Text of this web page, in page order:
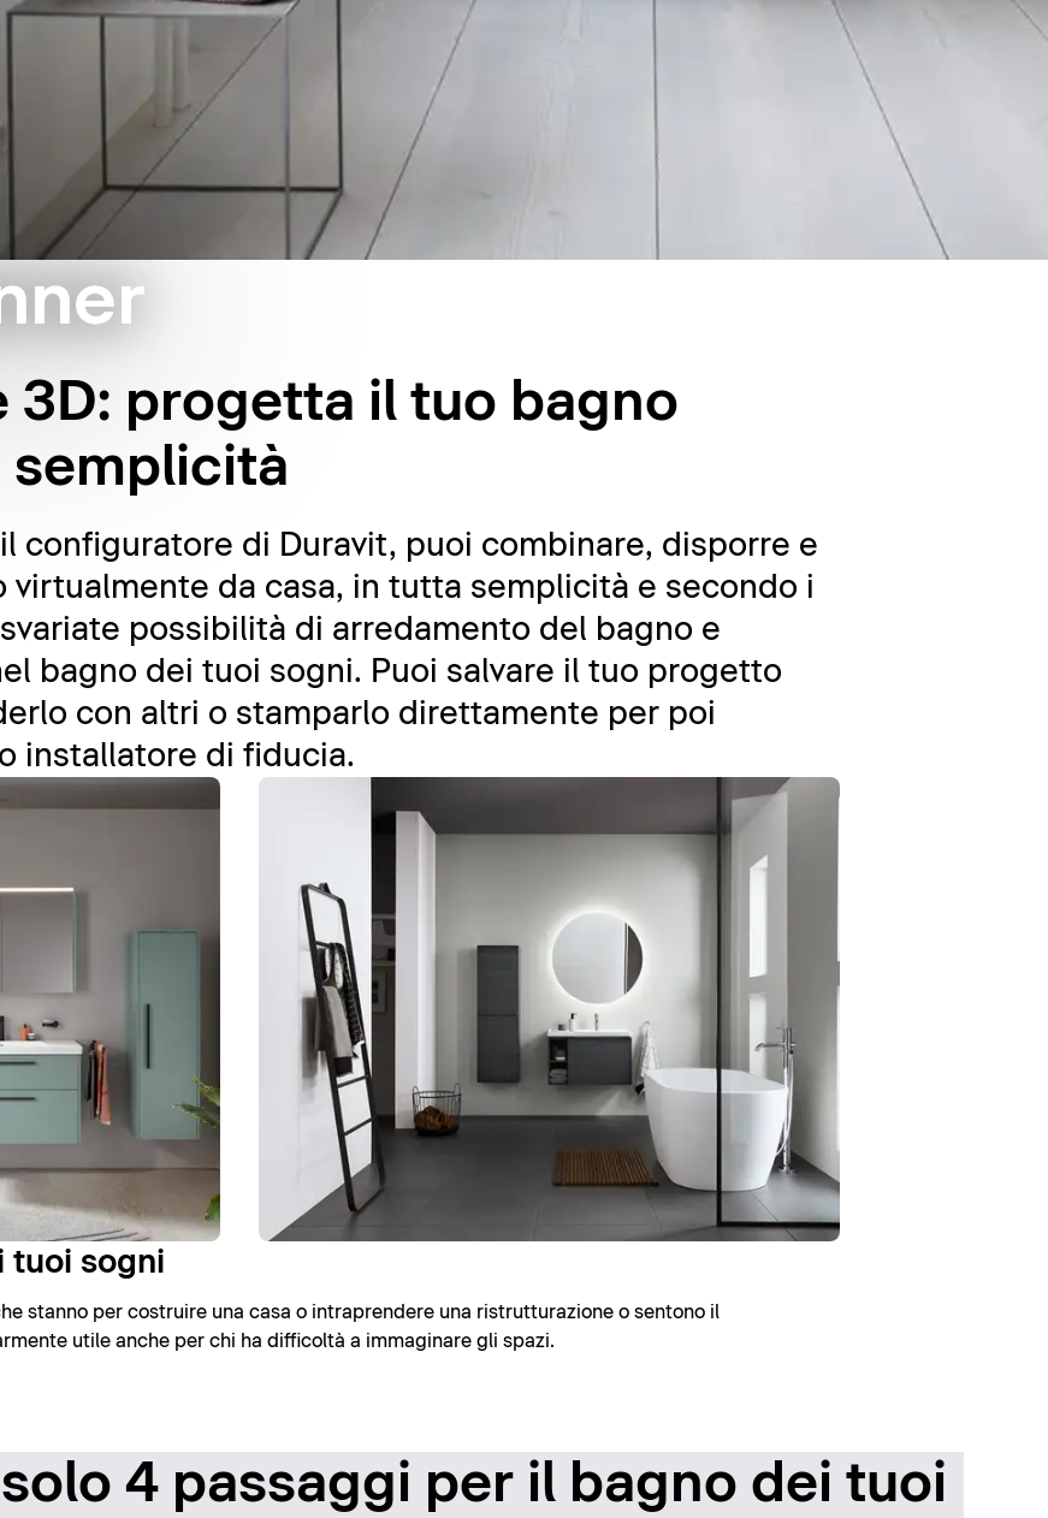
3D: progetta il tuo bagno
semplicità
configuratore di Duravit, puoi combinare, disporre e
virtualmente da casa, in tutta semplicità e secondo i
possibilità di arredamento del bagno e
bagno dei tuoi sogni. Puoi salvare il tuo progetto
con altri o stamparlo direttamente per poi
installatore di fiducia.
tuoi sogni
stanno per costruire una casa o intraprendere una ristrutturazione o sentono il
utile anche per chi ha difficoltà a immaginare gli spazi.
4 passaggi per il bagno dei tuoi